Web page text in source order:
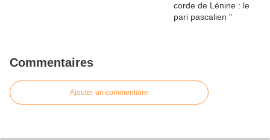
Commentaires
Ajouter un commentaire